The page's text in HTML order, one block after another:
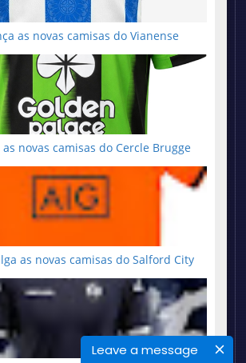
Leave a message
as novas camisas do Vianense
novas camisas do Cercle Brugge
as novas camisas do Salford City